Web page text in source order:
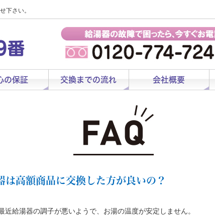
下さい。
の保証 交換までの流れ 会社概要
は高額商品に交換した方が良いの？
近給湯器の調子が悪いようで、お湯の温度が安定しません。